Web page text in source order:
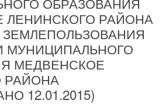
ЛЕНИНСКОГО РАЙОНА
МУНИЦИПАЛЬНОГО
МЕДВЕНСКОЕ
РАЙОНА
12.01.2015)